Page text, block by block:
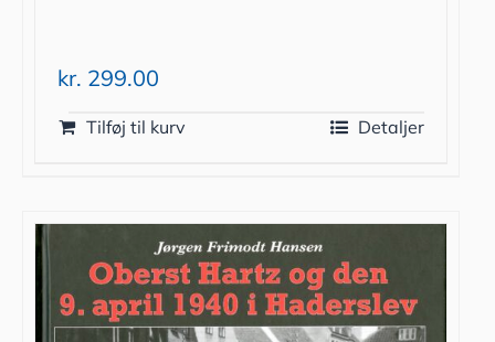
kr. 299.00
Tilføj til kurv Detaljer